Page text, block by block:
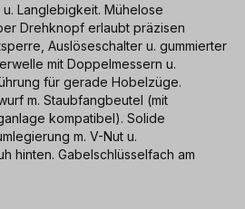
Langlebigkeit. Mühelose
Drehknopf erlaubt präzisen
Auslöseschalter u. gummierter
mit Doppelmessern u.
für gerade Hobelzüge.
m. Staubfangbeutel (mit
kompatibel). Solide
m. V-Nut u.
hinten. Gabelschlüsselfach am